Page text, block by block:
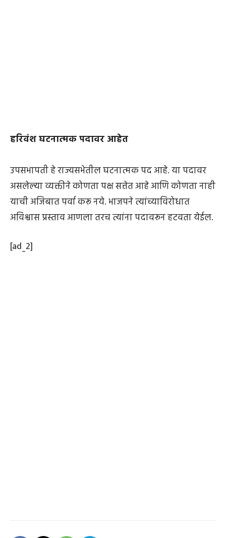
हरिवंश घटनात्मक पदावर आहेत
उपसभापती हे राज्यसभेतील घटनात्मक पद आहे. या पदावर
असलेल्या व्यक्तीने कोणता पक्ष सत्तेत आहे आणि कोणता नाही
याची अजिबात पर्वा करू नये. भाजपने त्यांच्याविरोधात
अविश्वास प्रस्ताव आणला तरच त्यांना पदावरून हटवता येईल.
[ad_2]